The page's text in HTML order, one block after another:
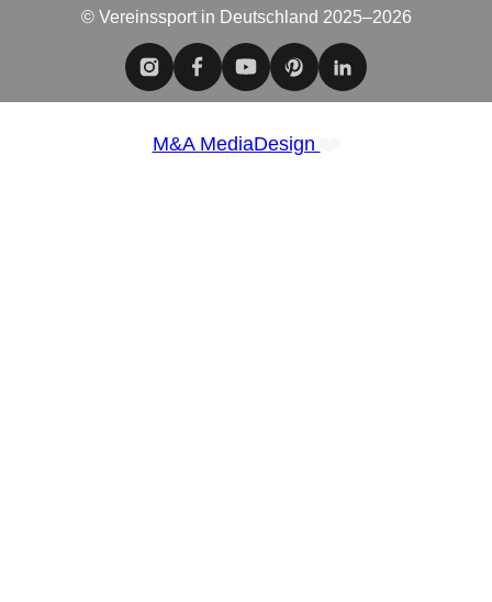
© Vereinssport in Deutschland 2025–2026
M&A MediaDesign